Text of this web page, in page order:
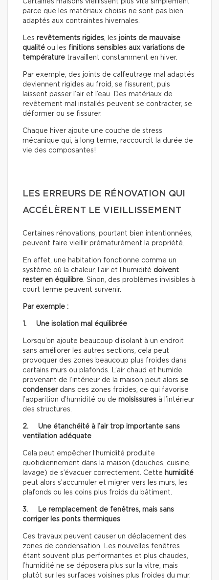
Certaines maisons vieillissent plus vite simplement
parce que les matériaux choisis ne sont pas bien
adaptés aux contraintes hivernales.
Les revêtements rigides, les joints de mauvaise
qualité ou les finitions sensibles aux variations de
température travaillent constamment en hiver.
Par exemple, des joints de calfeutrage mal adaptés
deviennent rigides au froid, se fissurent, puis
laissent passer l’air et l’eau. Des matériaux de
revêtement mal installés peuvent se contracter, se
déformer ou se fissurer.
Chaque hiver ajoute une couche de stress
mécanique qui, à long terme, raccourcit la durée de
vie des composantes!
LES ERREURS DE RÉNOVATION QUI
ACCÉLÈRENT LE VIEILLISSEMENT
Certaines rénovations, pourtant bien intentionnées,
peuvent faire vieillir prématurément la propriété.
En effet, une habitation fonctionne comme un
système où la chaleur, l’air et l’humidité doivent
rester en équilibre. Sinon, des problèmes invisibles à
court terme peuvent survenir.
Par exemple :
1. Une isolation mal équilibrée
Lorsqu’on ajoute beaucoup d’isolant à un endroit
sans améliorer les autres sections, cela peut
provoquer des zones beaucoup plus froides dans
certains murs ou plafonds. L’air chaud et humide
provenant de l’intérieur de la maison peut alors se
condenserdans ces zones froides, ce qui favorise
l’apparition d’humidité ou de moisissures à l’intérieur
des structures.
2. Une étanchéité à l’air trop importante sans
ventilation adéquate
Cela peut empêcher l’humidité produite
quotidiennement dans la maison (douches, cuisine,
lavage) de s’évacuer correctement. Cette humidité
peut alors s’accumuler et migrer vers les murs, les
plafonds ou les coins plus froids du bâtiment.
3. Le remplacement de fenêtres, mais sans
corriger les ponts thermiques
Ces travaux peuvent causer un déplacement des
zones de condensation. Les nouvelles fenêtres
étant souvent plus performantes et plus chaudes,
l’humidité ne se déposera plus sur la vitre, mais
plutôt sur les surfaces voisines plus froides du mur.